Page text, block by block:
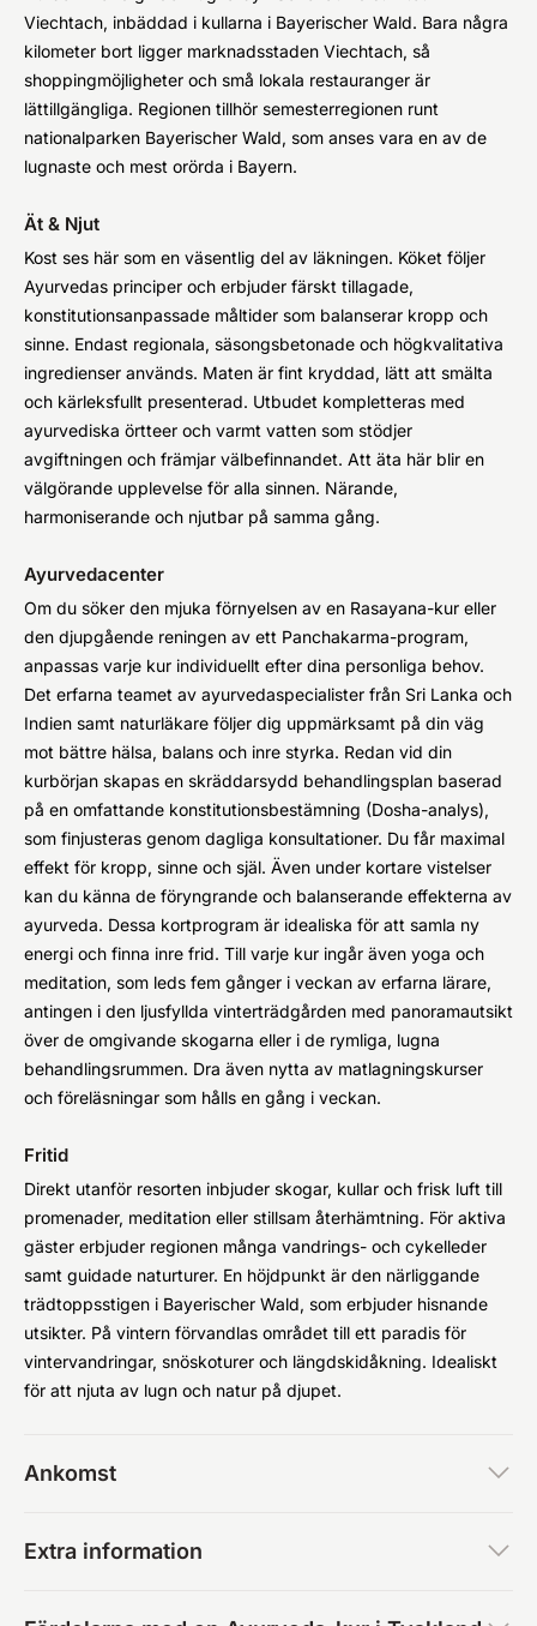
Viechtach, inbäddad i kullarna i Bayerischer Wald. Bara några
kilometer bort ligger marknadsstaden Viechtach, så
shoppingmöjligheter och små lokala restauranger är
lättillgängliga. Regionen tillhör semesterregionen runt
nationalparken Bayerischer Wald, som anses vara en av de
lugnaste och mest orörda i Bayern.
Ät & Njut
Kost ses här som en väsentlig del av läkningen. Köket följer
Ayurvedas principer och erbjuder färskt tillagade,
konstitutionsanpassade måltider som balanserar kropp och
sinne. Endast regionala, säsongsbetonade och högkvalitativa
ingredienser används. Maten är fint kryddad, lätt att smälta
och kärleksfullt presenterad. Utbudet kompletteras med
ayurvediska örtteer och varmt vatten som stödjer
avgiftningen och främjar välbefinnandet. Att äta här blir en
välgörande upplevelse för alla sinnen. Närande,
harmoniserande och njutbar på samma gång.
Ayurvedacenter
Om du söker den mjuka förnyelsen av en Rasayana-kur eller
den djupgående reningen av ett Panchakarma-program,
anpassas varje kur individuellt efter dina personliga behov.
Det erfarna teamet av ayurvedaspecialister från Sri Lanka och
Indien samt naturläkare följer dig uppmärksamt på din väg
mot bättre hälsa, balans och inre styrka. Redan vid din
kurbörjan skapas en skräddarsydd behandlingsplan baserad
på en omfattande konstitutionsbestämning (Dosha-analys),
som finjusteras genom dagliga konsultationer. Du får maximal
effekt för kropp, sinne och själ. Även under kortare vistelser
kan du känna de föryngrande och balanserande effekterna av
ayurveda. Dessa kortprogram är idealiska för att samla ny
energi och finna inre frid. Till varje kur ingår även yoga och
meditation, som leds fem gånger i veckan av erfarna lärare,
antingen i den ljusfyllda vinterträdgården med panoramautsikt
över de omgivande skogarna eller i de rymliga, lugna
behandlingsrummen. Dra även nytta av matlagningskurser
och föreläsningar som hålls en gång i veckan.
Fritid
Direkt utanför resorten inbjuder skogar, kullar och frisk luft till
promenader, meditation eller stillsam återhämtning. För aktiva
gäster erbjuder regionen många vandrings- och cykelleder
samt guidade naturturer. En höjdpunkt är den närliggande
trädtoppsstigen i Bayerischer Wald, som erbjuder hisnande
utsikter. På vintern förvandlas området till ett paradis för
vintervandringar, snöskoturer och längdskidåkning. Idealiskt
för att njuta av lugn och natur på djupet.
Ankomst
Extra information